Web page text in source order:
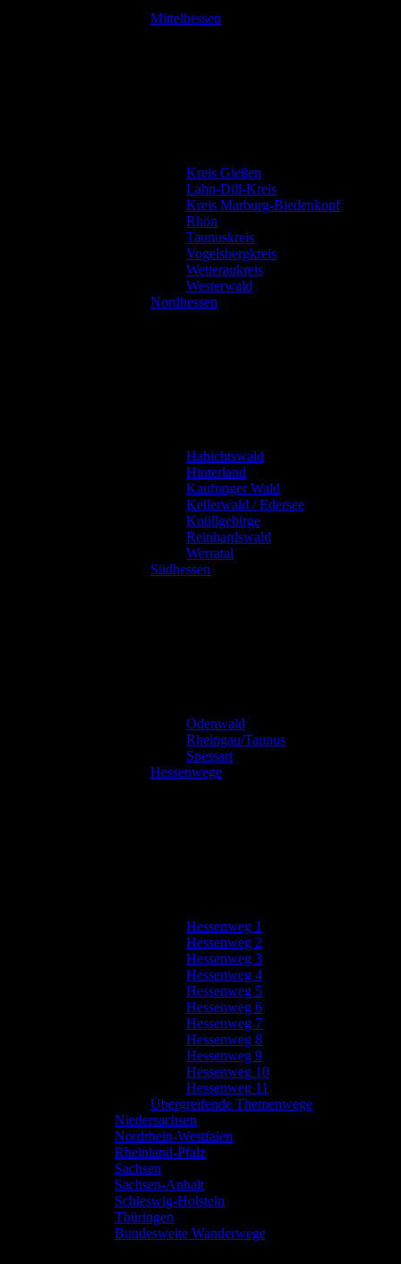
Mittelhessen
Kreis Gießen
Lahn-Dill-Kreis
Kreis Marburg-Biedenkopf
Rhön
Taunuskreis
Vogelsbergkreis
Wetteraukreis
Westerwald
Nordhessen
Habichtswald
Hinterland
Kaufunger Wald
Kellerwald / Edersee
Knüllgebirge
Reinhardswald
Werratal
Südhessen
Odenwald
Rheingau/Taunus
Spessart
Hessenwege
Hessenweg 1
Hessenweg 2
Hessenweg 3
Hessenweg 4
Hessenweg 5
Hessenweg 6
Hessenweg 7
Hessenweg 8
Hessenweg 9
Hessenweg 10
Hessenweg 11
Übergreifende Themenwege
Niedersachsen
Nordrhein-Westfalen
Rheinland-Pfalz
Sachsen
Sachsen-Anhalt
Schleswig-Holstein
Thüringen
Bundesweite Wanderwege